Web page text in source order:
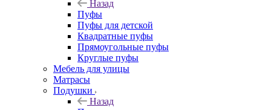
Назад
Пуфы
Пуфы для детской
Квадратные пуфы
Прямоугольные пуфы
Круглые пуфы
Мебель для улицы
Матрасы
Подушки
Назад